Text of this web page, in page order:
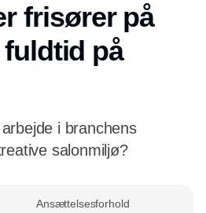
frisører på
på
i branchens
salonmiljø?
Ansættelsesforhold